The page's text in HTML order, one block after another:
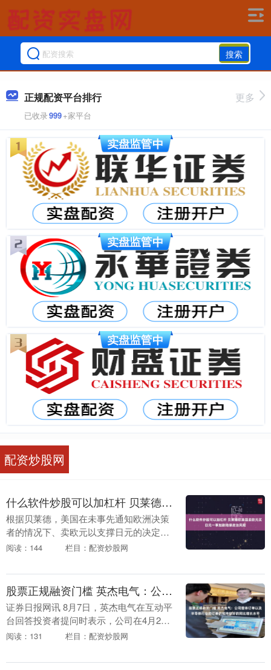
搜索
正规配资平台排行
已收录999+家平台
更多
配资炒股网
什么软件炒股可以加杠杆 贝莱德称美国卖欧元买日元一事加剧地缘政治风险
根据贝莱德，美国在未事先通知欧洲决策
者的情况下、卖欧元以支撑日元的决定什
么软件炒股可以加杠杆，加剧了地缘政治
引力。 该公司欧....
阅读：144 栏目：配资炒股网
股票正规融资门槛 英杰电气：公司整体订单以及半导体行业的订单仍维持较好的同比增长水平
证券日报网讯 8月7日，英杰电气在互动平
台回答投资者提问时表示，公司在4月28
日2025年年报披露后的多场投资者调研交
比....
阅读：131 栏目：配资炒股网